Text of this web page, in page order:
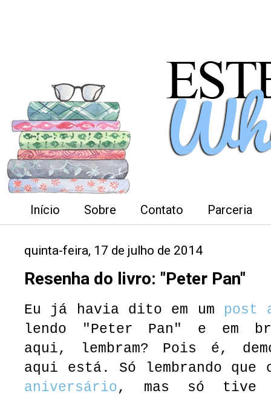
Início Sobre Contato Parceria
quinta-feira, 17 de julho de 2014
Resenha do livro: "Peter Pan"
Eu já havia dito em um post
lendo "Peter Pan" e em
aqui, lembram? Pois é,
aqui está. Só lembrando que
aniversário, mas só tive